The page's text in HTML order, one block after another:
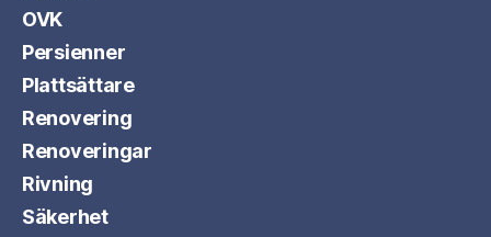
OVK
Persienner
Plattsättare
Renovering
Renoveringar
Rivning
Säkerhet